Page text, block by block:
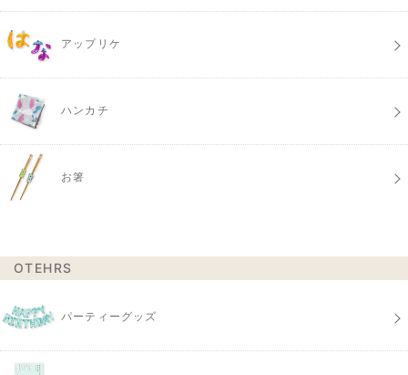
アップリケ
ハンカチ
お箸
OTEHRS
パーティーグッズ